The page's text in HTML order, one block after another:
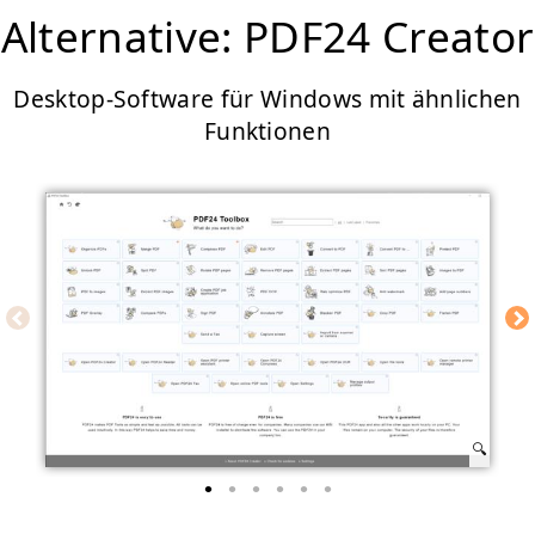
Alternative: PDF24 Creator
Desktop-Software für Windows mit ähnlichen
Funktionen